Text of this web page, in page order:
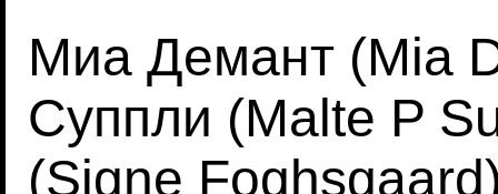
Миа Демант (Mia
Суппли (Malte P
(Signe